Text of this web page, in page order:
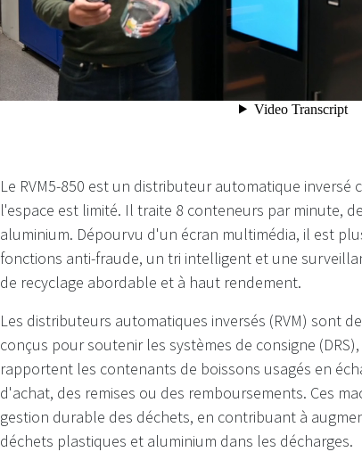
Le RVM5-850 est un distributeur automatique
l'espace est limité. Il traite 8 conteneurs par minute,
aluminium. Dépourvu d'un écran multimédia, il est
fonctions anti-fraude, un tri intelligent et une
de recyclage abordable et à haut rendement.
Les distributeurs automatiques inversés (RVM) sont
conçus pour soutenir les systèmes de consigne
rapportent les contenants de boissons usagés en
d'achat, des remises ou des remboursements. Ces
gestion durable des déchets, en contribuant à
déchets plastiques et aluminium dans les décharges.